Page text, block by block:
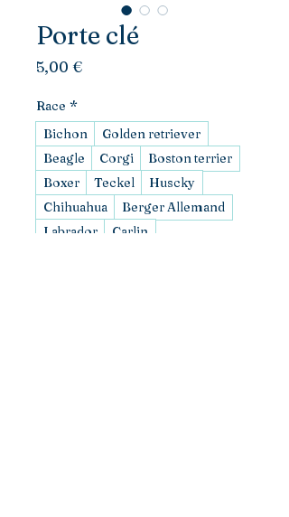
Porte clé
5,00 €Prix
Race *
Bichon
Golden retriever
Beagle
Corgi
Boston terrier
Boxer
Teckel
Huscky
Chihuahua
Berger Allemand
Labrador
Carlin